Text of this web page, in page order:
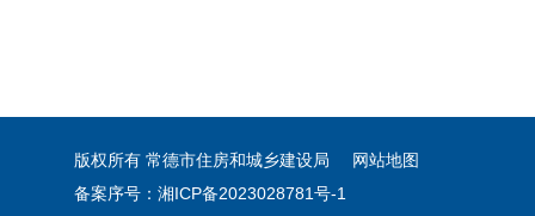
版权所有 常德市住房和城乡建设局
网站地图
备案序号：湘ICP备2023028781号-1